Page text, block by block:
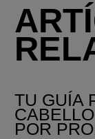
TU GUÍA
POR